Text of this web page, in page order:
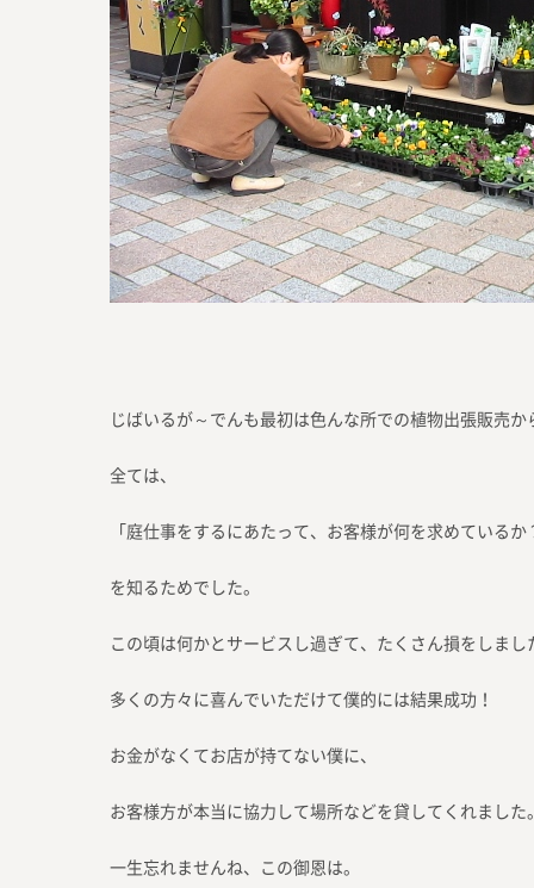
じばいるが～でんも最初は色んな所での植物出張販売か
全ては、
「庭仕事をするにあたって、お客様が何を求めているか
を知るためでした。
この頃は何かとサービスし過ぎて、たくさん損をしまし
多くの方々に喜んでいただけて僕的には結果成功！
お金がなくてお店が持てない僕に、
お客様方が本当に協力して場所などを貸してくれました
一生忘れませんね、この御恩は。